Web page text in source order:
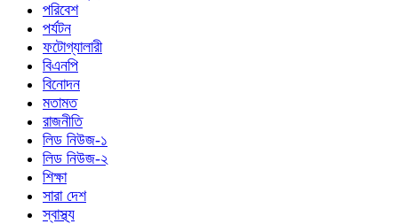
পরিবেশ
পর্যটন
ফটোগ্যালারী
বিএনপি
বিনোদন
মতামত
রাজনীতি
লিড নিউজ-১
লিড নিউজ-২
শিক্ষা
সারা দেশ
স্বাস্থ্য